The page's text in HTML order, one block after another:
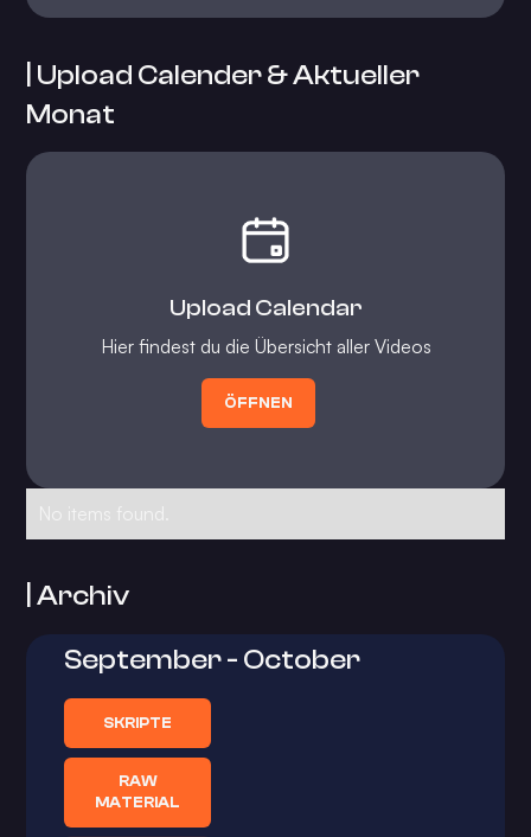
| Upload Calender & Aktueller
Monat
Upload Calendar
Hier findest du die Übersicht aller Videos
ÖFFNEN
No items found.
| Archiv
September - October
SKRIPTE
RAW
MATERIAL